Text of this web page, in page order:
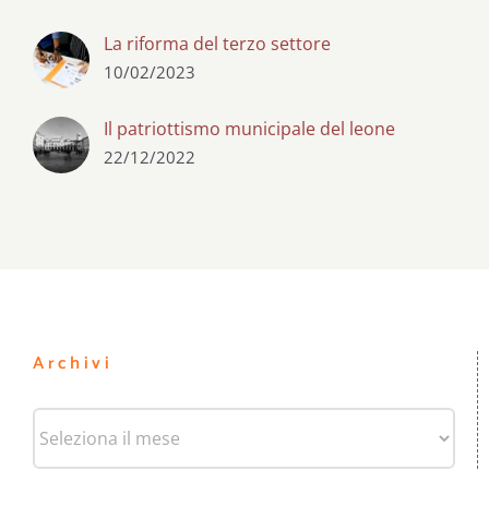
La riforma del terzo settore
10/02/2023
Il patriottismo municipale del leone
22/12/2022
Archivi